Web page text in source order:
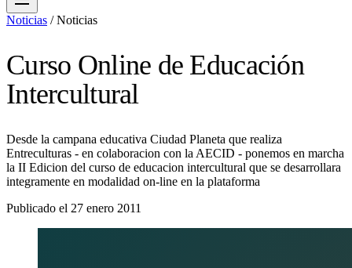
Noticias / Noticias
Curso Online de Educación
Intercultural
Desde la campana educativa Ciudad Planeta que realiza
Entreculturas - en colaboracion con la AECID - ponemos en marcha
la II Edicion del curso de educacion intercultural que se desarrollara
integramente en modalidad on-line en la plataforma
Publicado el 27 enero 2011